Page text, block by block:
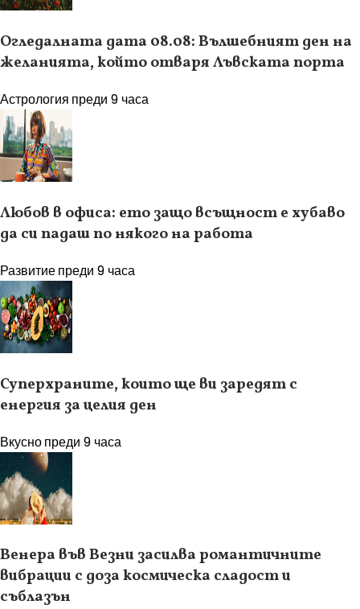
Огледалната дата 08.08: Вълшебният ден на
желанията, който отваря Лъвската порта
Астрология преди 9 часа
Любов в офиса: ето защо всъщност е хубаво
да си падаш по някого на работа
Развитиепреди 9 часа
Суперхраните, които ще ви заредят с
енергия за целия ден
Вкуснопреди 9 часа
Венера във Везни засилва романтичните
вибрации с доза космическа сладост и
съблазън